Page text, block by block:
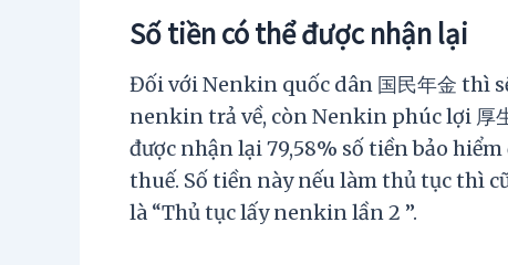
Số tiền có thể được nhận lại
Đối với Nenkin quốc dân 国民年金
nenkin trả về, còn Nenkin phúc lợi 厚
được nhận lại 79,58% số tiền bảo
thuế. Số tiền này nếu làm thủ tục thì
là “Thủ tục lấy nenkin lần 2 ”.